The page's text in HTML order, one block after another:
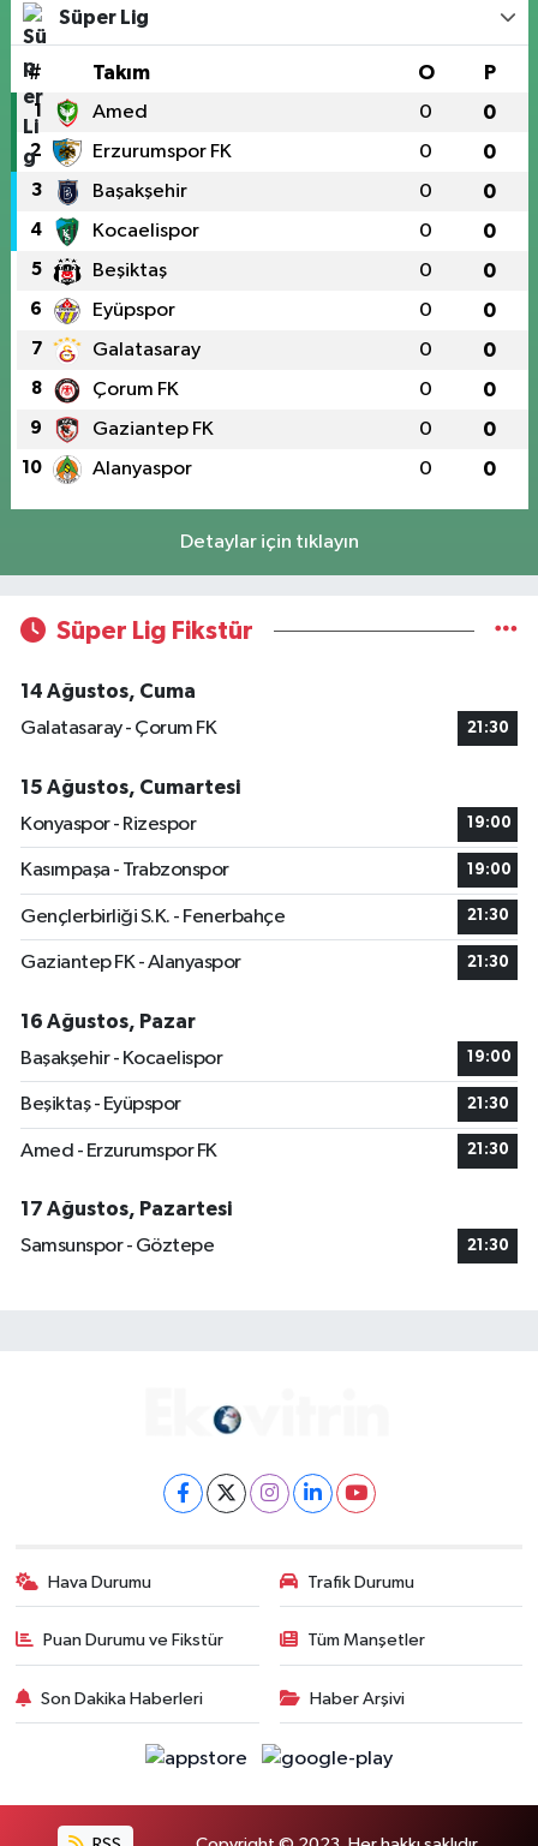
Süper Lig
# Takım O P
1 Amed 0 0
2 Erzurumspor FK 0 0
3 Başakşehir 0 0
4 Kocaelispor 0 0
5 Beşiktaş 0 0
6 Eyüpspor 0 0
7 Galatasaray 0 0
8 Çorum FK 0 0
9 Gaziantep FK 0 0
10 Alanyaspor 0 0
Detaylar için tıklayın
Süper Lig Fikstür
14 Ağustos, Cuma
Galatasaray - Çorum FK
21:30
15 Ağustos, Cumartesi
Konyaspor - Rizespor
19:00
Kasımpaşa - Trabzonspor 19:00
Gençlerbirliği S.K. - Fenerbahçe 21:30
Gaziantep FK - Alanyaspor 21:30
16 Ağustos, Pazar
Başakşehir - Kocaelispor
19:00
Beşiktaş - Eyüpspor 21:30
Amed - Erzurumspor FK 21:30
17 Ağustos, Pazartesi
Samsunspor - Göztepe
21:30
Hava Durumu Trafik Durumu
Puan Durumu ve Fikstür Tüm Manşetler
Son Dakika Haberleri Haber Arşivi